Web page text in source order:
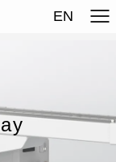
EN
ay